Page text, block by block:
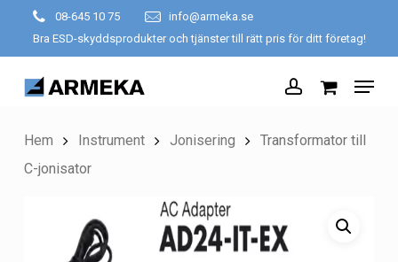
content
08-645 10 75
info@armeka.se
Bra ESD-skyddsprodukter och tjänster till rätt pris för ditt företag!
Menu
Hem Instrument Jonisering
Transformator till
C-jonisator
Close
Menu